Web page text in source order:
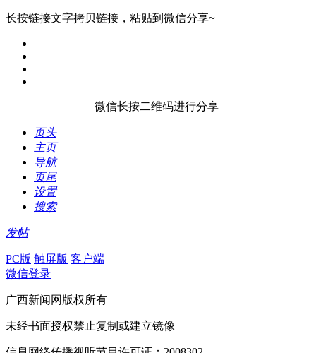
长按链接文字拷贝链接，粘贴到微信分享~
微信长按二维码进行分享
页头
主页
导航
页尾
设置
搜索
发帖
PC版 触屏版 客户端
微信登录
广西新闻网版权所有
未经书面授权禁止复制或建立镜像